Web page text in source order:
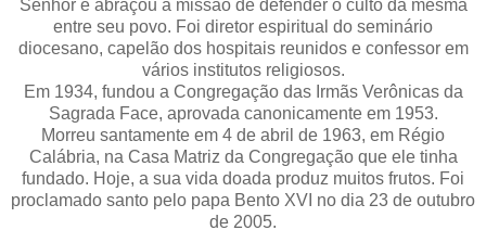
Senhor e abraçou a missão de defender o culto da mesma
entre seu povo. Foi diretor espiritual do seminário
diocesano, capelão dos hospitais reunidos e confessor em
vários institutos religiosos.
Em 1934, fundou a Congregação das Irmãs Verônicas da
Sagrada Face, aprovada canonicamente em 1953.
Morreu santamente em 4 de abril de 1963, em Régio
Calábria, na Casa Matriz da Congregação que ele tinha
fundado. Hoje, a sua vida doada produz muitos frutos. Foi
proclamado santo pelo papa Bento XVI no dia 23 de outubro
de 2005.